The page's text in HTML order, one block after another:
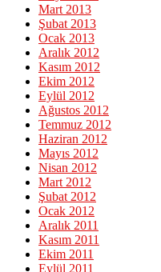
Mart 2013
Şubat 2013
Ocak 2013
Aralık 2012
Kasım 2012
Ekim 2012
Eylül 2012
Ağustos 2012
Temmuz 2012
Haziran 2012
Mayıs 2012
Nisan 2012
Mart 2012
Şubat 2012
Ocak 2012
Aralık 2011
Kasım 2011
Ekim 2011
Eylül 2011